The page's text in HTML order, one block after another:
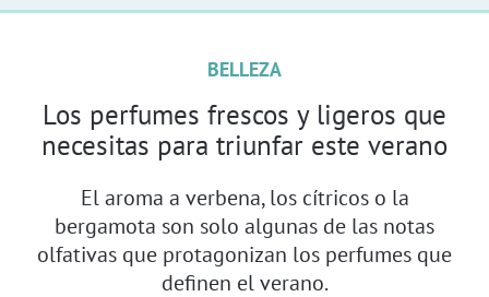
BELLEZA
Los perfumes frescos y ligeros que
necesitas para triunfar este verano
El aroma a verbena, los cítricos o la
bergamota son solo algunas de las notas
olfativas que protagonizan los perfumes que
definen el verano.